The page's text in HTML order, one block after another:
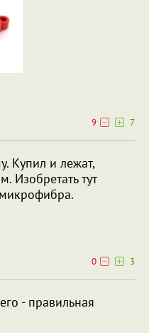
9
7
Купил и лежат,
Изобретать тут
0
3
- правильная